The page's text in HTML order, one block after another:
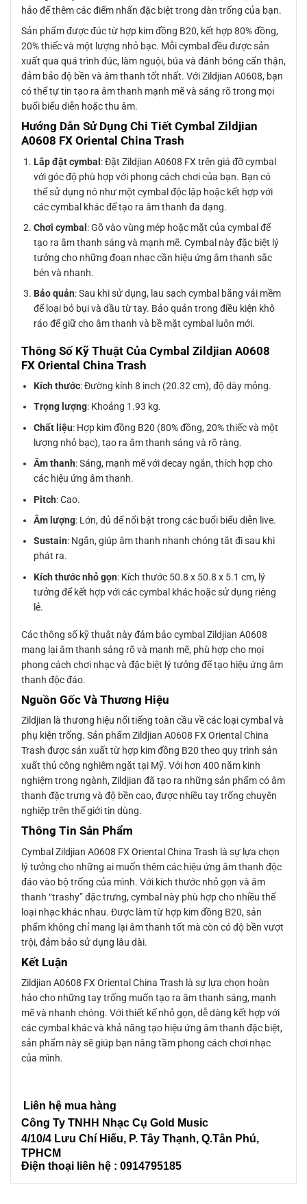
hảo để thêm các điểm nhấn đặc biệt trong dàn trống của bạn.
Sản phẩm được đúc từ hợp kim đồng B20, kết hợp 80% đồng,
20% thiếc và một lượng nhỏ bạc. Mỗi cymbal đều được sản
xuất qua quá trình đúc, làm nguội, búa và đánh bóng cẩn thận,
đảm bảo độ bền và âm thanh tốt nhất. Với Zildjian A0608, bạn
có thể tự tin tạo ra âm thanh mạnh mẽ và sáng rõ trong mọi
buổi biểu diễn hoặc thu âm.
Hướng Dẫn Sử Dụng Chi Tiết Cymbal Zildjian
A0608 FX Oriental China Trash
Lắp đặt cymbal : Đặt Zildjian A0608 FX trên giá đỡ cymbal
với góc độ phù hợp với phong cách chơi của bạn. Bạn có
thể sử dụng nó như một cymbal độc lập hoặc kết hợp với
các cymbal khác để tạo ra âm thanh đa dạng.
Chơi cymbal : Gõ vào vùng mép hoặc mặt của cymbal để
tạo ra âm thanh sáng và mạnh mẽ. Cymbal này đặc biệt lý
tưởng cho những đoạn nhạc cần hiệu ứng âm thanh sắc
bén và nhanh.
Bảo quản: Sau khi sử dụng, lau sạch cymbal bằng vải mềm
để loại bỏ bụi và dầu từ tay. Bảo quản trong điều kiện khô
ráo để giữ cho âm thanh và bề mặt cymbal luôn mới.
Thông Số Kỹ Thuật Của Cymbal Zildjian A0608
FX Oriental China Trash
Kích thước: Đường kính 8 inch (20.32 cm), độ dày mỏng.
Trọng lượng: Khoảng 1.93 kg.
Chất liệu: Hợp kim đồng B20 (80% đồng, 20% thiếc và một
lượng nhỏ bạc), tạo ra âm thanh sáng và rõ ràng.
Âm thanh: Sáng, mạnh mẽ với decay ngắn, thích hợp cho
các hiệu ứng âm thanh.
Pitch: Cao.
Âm lượng: Lớn, đủ để nổi bật trong các buổi biểu diễn live.
Sustain: Ngắn, giúp âm thanh nhanh chóng tắt đi sau khi
phát ra.
Kích thước nhỏ gọn: Kích thước 50.8 x 50.8 x 5.1 cm, lý
tưởng để kết hợp với các cymbal khác hoặc sử dụng riêng
lẻ.
Các thông số kỹ thuật này đảm bảo cymbal Zildjian A0608
mang lại âm thanh sáng rõ và mạnh mẽ, phù hợp cho mọi
phong cách chơi nhạc và đặc biệt lý tưởng để tạo hiệu ứng âm
thanh độc đáo.
Nguồn Gốc Và Thương Hiệu
Zildjian là thương hiệu nổi tiếng toàn cầu về các loại cymbal và
phụ kiện trống. Sản phẩm Zildjian A0608 FX Oriental China
Trash được sản xuất từ hợp kim đồng B20 theo quy trình sản
xuất thủ công nghiêm ngặt tại Mỹ. Với hơn 400 năm kinh
nghiệm trong ngành, Zildjian đã tạo ra những sản phẩm có âm
thanh đặc trưng và độ bền cao, được nhiều tay trống chuyên
nghiệp trên thế giới tin dùng.
Thông Tin Sản Phẩm
Cymbal Zildjian A0608 FX Oriental China Trash là sự lựa chọn
lý tưởng cho những ai muốn thêm các hiệu ứng âm thanh độc
đáo vào bộ trống của mình. Với kích thước nhỏ gọn và âm
thanh “trashy” đặc trưng, cymbal này phù hợp cho nhiều thể
loại nhạc khác nhau. Được làm từ hợp kim đồng B20, sản
phẩm không chỉ mang lại âm thanh tốt mà còn có độ bền vượt
trội, đảm bảo sử dụng lâu dài.
Kết Luận
Zildjian A0608 FX Oriental China Trash là sự lựa chọn hoàn
hảo cho những tay trống muốn tạo ra âm thanh sáng, mạnh
mẽ và nhanh chóng. Với thiết kế nhỏ gọn, dễ dàng kết hợp với
các cymbal khác và khả năng tạo hiệu ứng âm thanh đặc biệt,
sản phẩm này sẽ giúp bạn nâng tầm phong cách chơi nhạc
của mình.
Liên hệ mua hàng
Công Ty TNHH Nhạc Cụ Gold Music
4/10/4 Lưu Chí Hiếu, P. Tây Thạnh, Q.Tân Phú,
TPHCM
Điện thoại liên hệ : 0914795185